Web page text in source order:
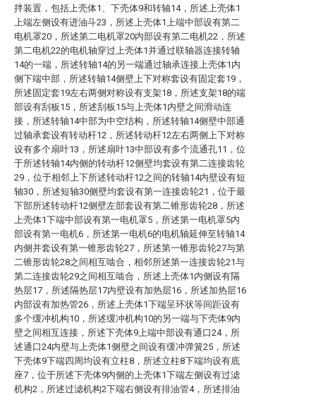
拌装置，包括上壳体1、下壳体9和转轴14，所述上壳体1
上端左侧设有进油斗23，所述上壳体1上端中部设有第二
电机罩20，所述第二电机罩20内部设有第二电机22，所述
第二电机22的电机轴穿过上壳体1并通过联轴器连接转轴
14的一端，所述转轴14的另一端通过轴承连接上壳体1内
侧下端中部，所述转轴14侧壁上下对称套设有固定套19，
所述固定套19左右两侧对称设有支架18，所述支架18的端
部设有刮板15，所述刮板15与上壳体1内壁之间滑动连
接，所述转轴14中部为中空结构，所述转轴14侧壁中部通
过轴承套设有转动杆12，所述转动杆12左右两侧上下对称
设有多个扇叶13，所述扇叶13中部设有多个流通孔11，位
于所述转轴14内侧的转动杆12侧壁均套设有第二连接齿轮
29，位于相邻上下所述转动杆12之间的转轴14内壁设有短
轴30，所述短轴30侧壁均套设有第一连接齿轮21，位于最
下部所述转动杆12侧壁左部套设有第二锥形齿轮28，所述
上壳体1下端中部设有第一电机罩5，所述第一电机罩5内
部设有第一电机6，所述第一电机6的电机轴延伸至转轴14
内侧并套设有第一锥形齿轮27，所述第一锥形齿轮27与第
二锥形齿轮28之间相互啮合，相邻所述第一连接齿轮21与
第二连接齿轮29之间相互啮合，所述上壳体1内侧设有隔
热层17，所述隔热层17内壁设有加热层16，所述加热层16
内部设有加热管26，所述上壳体1下端呈环状等间距设有
多个缓冲机构10，所述缓冲机构10的另一端与下壳体9内
壁之间相互连接，所述下壳体9上端中部设有通口24，所
述通口24内壁与上壳体1侧壁之间设有缓冲弹簧25，所述
下壳体9下端四周均设有立柱8，所述立柱8下端均设有底
座7，位于所述下壳体9内侧的上壳体1下端左侧设有过滤
机构2，所述过滤机构2下端右侧设有排油管4，所述排油